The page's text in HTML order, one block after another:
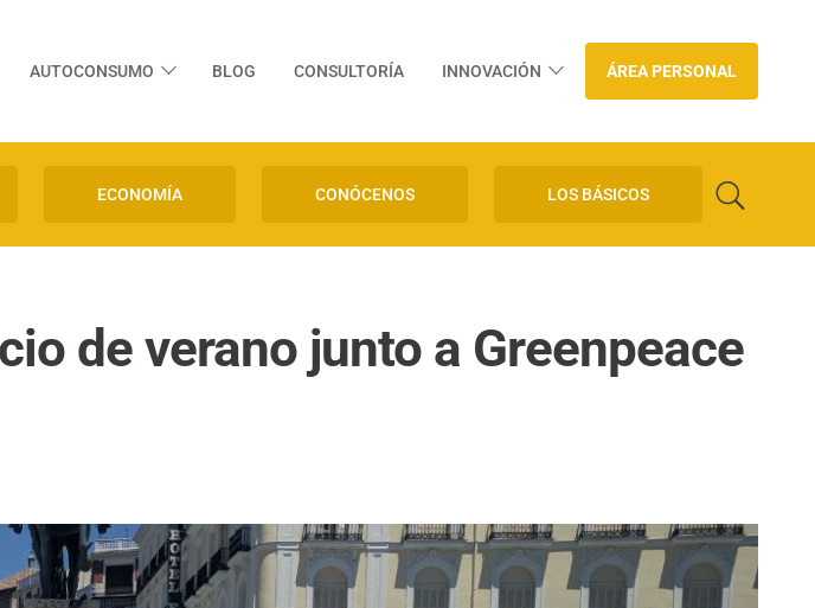
AUTOCONSUMO BLOG CONSULTORÍA INNOVACIÓN ÁREA PERSONAL
ECONOMÍA CONÓCENOS LOS BÁSICOS
de verano junto a Greenpeace